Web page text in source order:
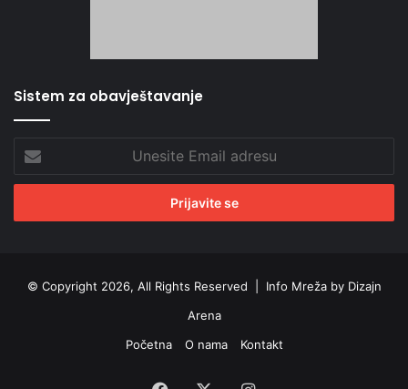
Sistem za obavještavanje
Email
adresu
© Copyright 2026, All Rights Reserved | Info Mreža by Dizajn
Arena
Početna
O nama Kontakt